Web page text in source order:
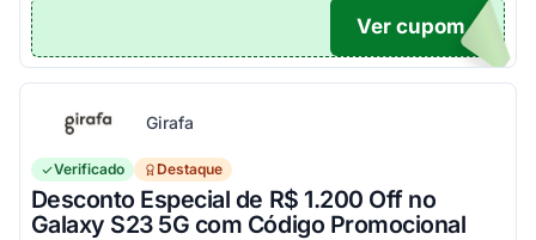
FF
Ver cupom
Girafa
Verificado Destaque
Desconto Especial de R$ 1.200 Off no
Galaxy S23 5G com Código Promocional